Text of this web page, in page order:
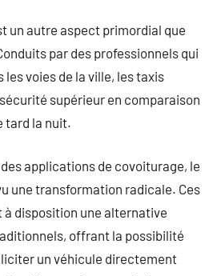
un autre aspect primordial que
par des professionnels qui
les voies de la ville, les taxis
supérieur en comparaison
tard la nuit.
applications de covoiturage, le
une transformation radicale. Ces
disposition une alternative
offrant la possibilité
un véhicule directement